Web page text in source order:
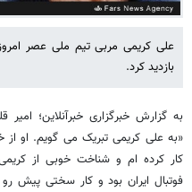
علی کریمی مربی تیم ملی عصر
بازدید کرد.
به گزارش خبرگزاری خبرآنلاین؛
«به علی کریمی تبریک می گویم. او
کار کرده ام و شناخت خوبی از
فوتبال ایران بود و کار سختی پیش